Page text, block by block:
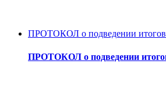
ПРОТОКОЛ о подведении итогов
ПРОТОКОЛ о подведении итогов